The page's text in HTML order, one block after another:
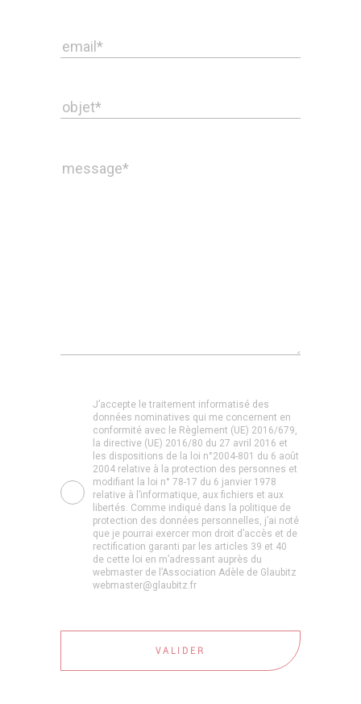
J’accepte le traitement informatisé des
données nominatives qui me concernent en
conformité avec le Règlement (UE) 2016/679,
la directive (UE) 2016/80 du 27 avril 2016 et
les dispositions de la loi n°2004-801 du 6 août
2004 relative à la protection des personnes et
modifiant la loi n° 78-17 du 6 janvier 1978
relative à l’informatique, aux fichiers et aux
libertés. Comme indiqué dans la politique de
protection des données personnelles, j’ai noté
que je pourrai exercer mon droit d’accès et de
rectification garanti par les articles 39 et 40
de cette loi en m’adressant auprès du
webmaster de l’Association Adèle de Glaubitz
webmaster@glaubitz.fr